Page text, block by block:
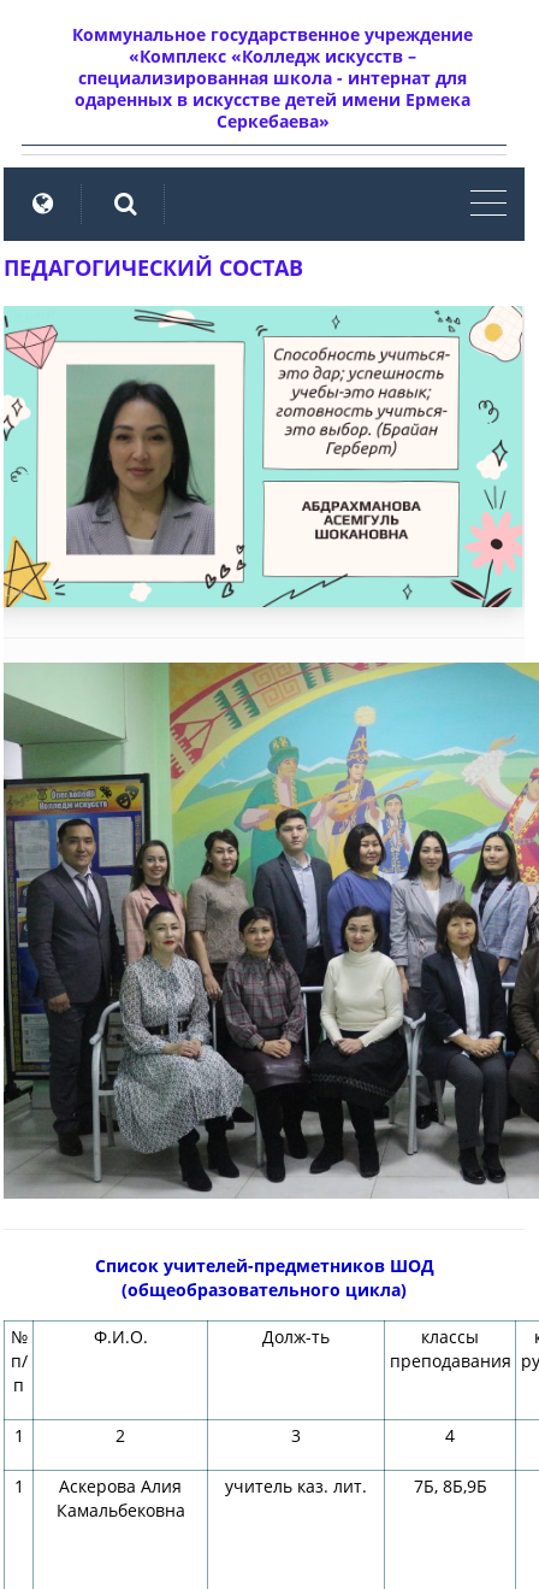
Коммунальное государственное учреждение
«Комплекс «Колледж искусств –
специализированная школа - интернат для
одаренных в искусстве детей имени Ермека
Серкебаева»
ПЕДАГОГИЧЕСКИЙ СОСТАВ
Список учителей-предметников ШОД
(общеобразовательного цикла)
№
п/
п
Ф.И.О. Долж-ть
классы
преподавания
1 2 3 4
1
Аскерова Алия
Камальбековна
учитель каз. лит. 7Б, 8Б,9Б